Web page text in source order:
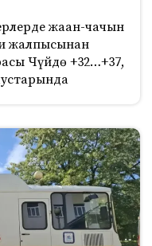
жаан-чачын
жалпысынан
Чүйдө +32…+37,